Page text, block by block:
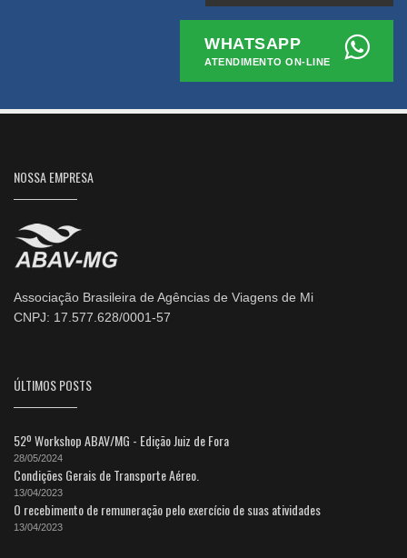
WHATSAPP
ATENDIMENTO ON-LINE
NOSSA EMPRESA
Associação Brasileira de Agências de Viagens de Mi
CNPJ: 17.577.628/0001-57
ÚLTIMOS POSTS
52º Workshop ABAV/MG - Edição Juiz de Fora
28/05/2024
Condições Gerais de Transporte Aéreo.
13/04/2023
O recebimento de remuneração pelo exercício de suas atividades
13/04/2023